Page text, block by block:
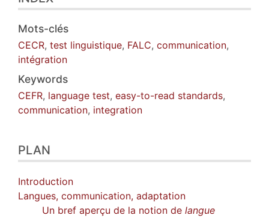
Mots-clés
CECR, test linguistique, FALC, communication,
intégration
Keywords
CEFR, language test, easy-to-read standards,
communication, integration
PLAN
Introduction
Langues, communication, adaptation
Un bref aperçu de la notion de langue